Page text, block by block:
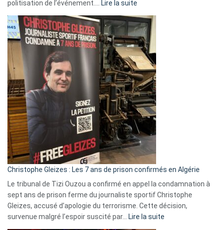
politisation de l’événement.… Lire la suite
Eurovision
2026
:
Pays-
Bas,
Espagne,
Irlande
et
Slovénie
rejettent
la
présence
d’Israël
Christophe Gleizes : Les 7 ans de prison confirmés en Algérie
Le tribunal de Tizi Ouzou a confirmé en appel la condamnation à
sept ans de prison ferme du journaliste sportif Christophe
Gleizes, accusé d’apologie du terrorisme. Cette décision,
survenue malgré l’espoir suscité par… Lire la suite